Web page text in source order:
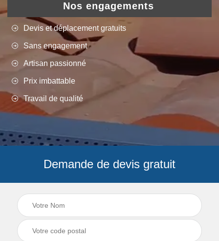
Nos engagements
Devis et déplacement gratuits
Sans engagement
Artisan passionné
Prix imbattable
Travail de qualité
Demande de devis gratuit